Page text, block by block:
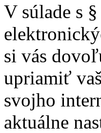
V súlade s
si vás
upriamiť
svojho
aktuálne